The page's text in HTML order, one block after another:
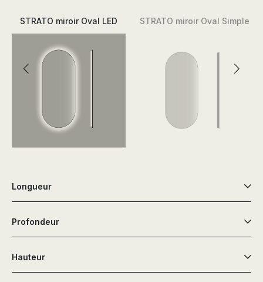
STRATO miroir Oval LED STRATO miroir Oval Simple
Longueur
Profondeur
Hauteur